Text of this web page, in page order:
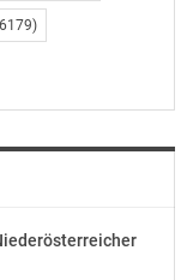
sowie laufende